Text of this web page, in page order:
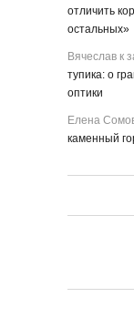
отличить
остальных»
Вячеслав к
тупика: о
оптики
Елена
каменный